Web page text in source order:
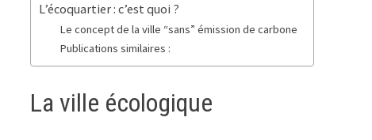
L’écoquartier : c’est quoi ?
Le concept de la ville “sans” émission de carbone
Publications similaires :
La ville écologique